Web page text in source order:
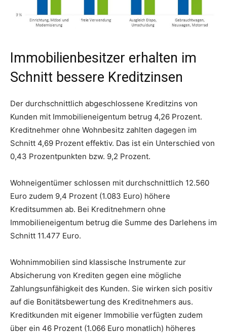
Immobilienbesitzer erhalten im
Schnitt bessere Kreditzinsen
Der durchschnittlich abgeschlossene Kreditzins von
Kunden mit Immobilieneigentum betrug 4,26 Prozent.
Kreditnehmer ohne Wohnbesitz zahlten dagegen im
Schnitt 4,69 Prozent effektiv. Das ist ein Unterschied von
0,43 Prozentpunkten bzw. 9,2 Prozent.
Wohneigentümer schlossen mit durchschnittlich 12.560
Euro zudem 9,4 Prozent (1.083 Euro) höhere
Kreditsummen ab. Bei Kreditnehmern ohne
Immobilieneigentum betrug die Summe des Darlehens im
Schnitt 11.477 Euro.
Wohnimmobilien sind klassische Instrumente zur
Absicherung von Krediten gegen eine mögliche
Zahlungsunfähigkeit des Kunden. Sie wirken sich positiv
auf die Bonitätsbewertung des Kreditnehmers aus.
Kreditkunden mit eigener Immobilie verfügten zudem
über ein 46 Prozent (1.066 Euro monatlich) höheres